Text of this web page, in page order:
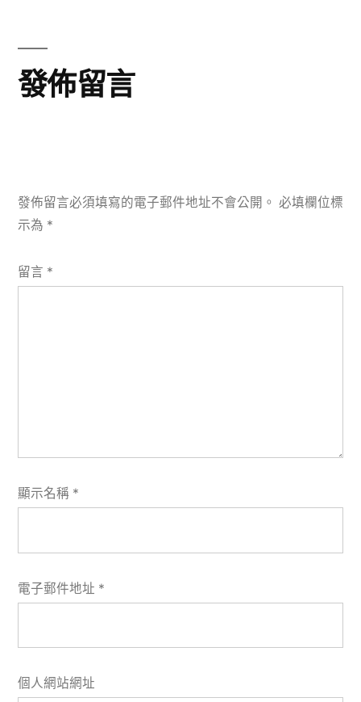
發佈留言
發佈留言必須填寫的電子郵件地址不會公開。 必填欄位標
示為 *
留言 *
顯示名稱 *
電子郵件地址 *
個人網站網址